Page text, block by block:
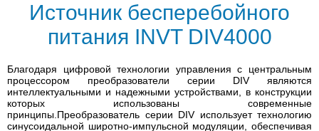
Источник бесперебойного
питания INVT DIV4000
Благодаря цифровой технологии управления с центральным
процессором преобразователи серии DIV являются
интеллектуальными и надежными устройствами, в конструкции
которых использованы современные
принципы.Преобразователь серии DIV использует технологию
синусоидальной широтно-импульсной модуляции, обеспечивая